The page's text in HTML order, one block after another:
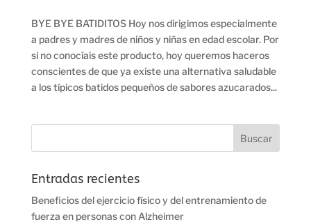
BYE BYE BATIDITOS Hoy nos dirigimos especialmente
a padres y madres de niños y niñas en edad escolar. Por
si no conocíais este producto, hoy queremos haceros
conscientes de que ya existe una alternativa saludable
a los típicos batidos pequeños de sabores azucarados...
Entradas recientes
Beneficios del ejercicio físico y del entrenamiento de
fuerza en personas con Alzheimer